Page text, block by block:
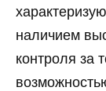
наличием
контроля за